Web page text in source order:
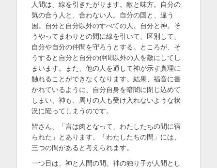
人間は、線を引きたがります。敵と味方。自分の
気の合う人と、合わない人。自分の国と、違う
国。自分と自分以外のすべての人。自分と神。そ
うやってまわりとの間に線を引いて、区別して、
自分や自分の仲間を守ろうとする。ところが、そ
うすると自分と自分の仲間以外の人を敵にしてし
まいます。また、他の人を通して神が示す真理に
触れることができなくなります。結果、福音に書
かれているように、自分自身を暗闇に閉じ込めて
しまい、神も、周りの人も受け入れないような状
況に陥ってしまうのです。
皆さん、「言は肉となって、わたしたちの間に宿
られた」とあります。「わたしたちの間」には、
三つの間があると考えられます。
一つ目は、神と人間の間。神の独り子が人間とし